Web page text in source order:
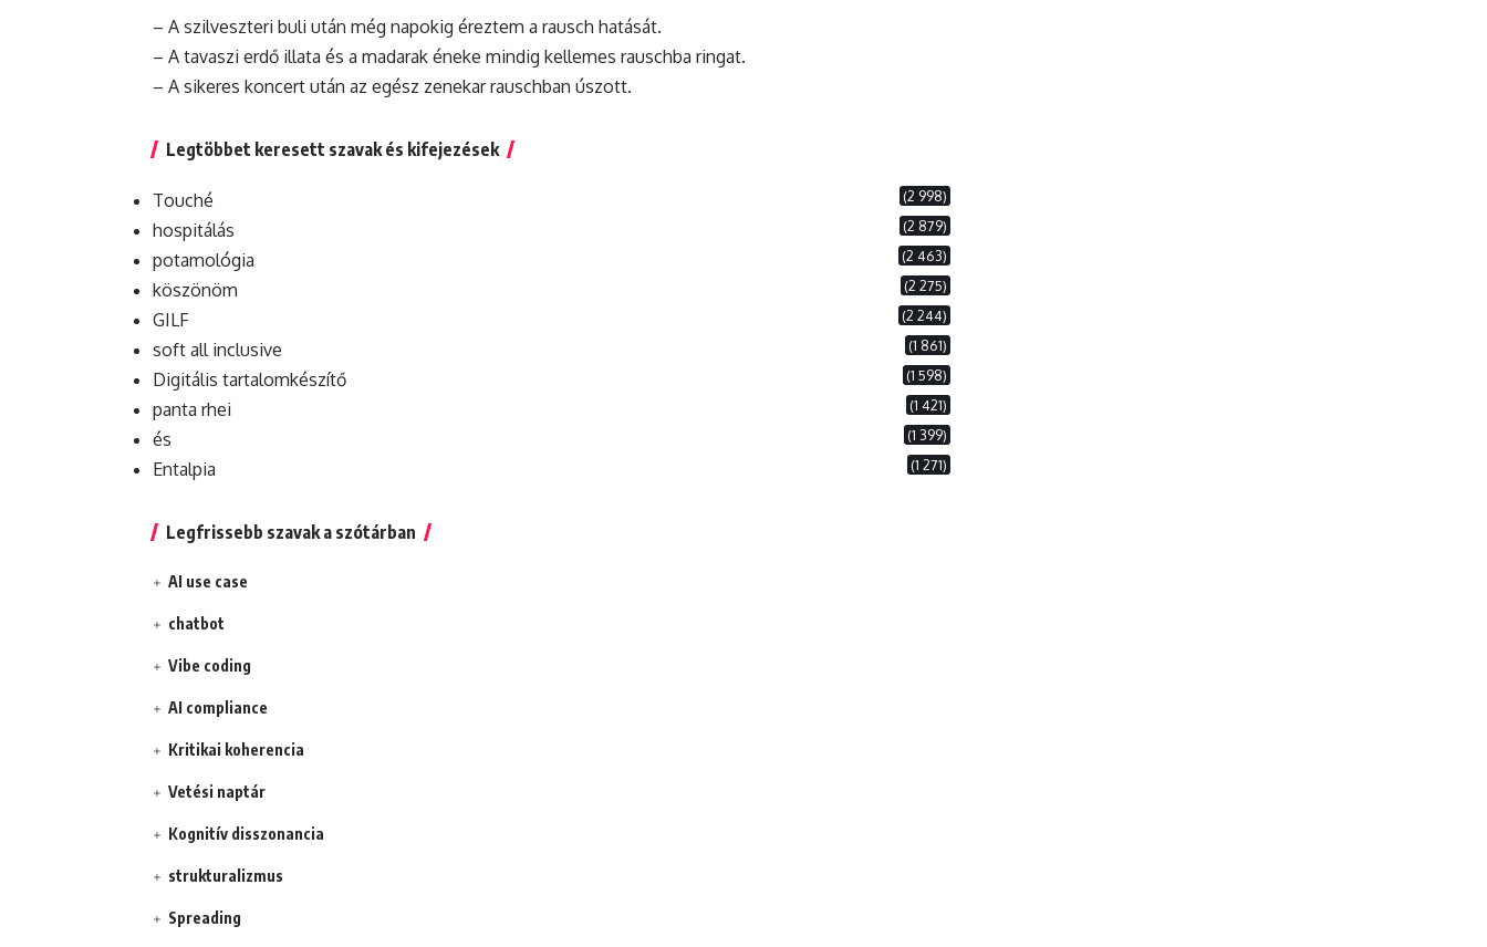
– A szilveszteri buli után még napokig éreztem a rausch hatását.
– A tavaszi erdő illata és a madarak éneke mindig kellemes rauschba ringat.
– A sikeres koncert után az egész zenekar rauschban úszott.
Legtöbbet keresett szavak és kifejezések
Touché (2 998)
hospitálás (2 879)
potamológia (2 463)
köszönöm (2 275)
GILF (2 244)
soft all inclusive (1 861)
Digitális tartalomkészítő (1 598)
panta rhei (1 421)
és (1 399)
Entalpia (1 271)
Legfrissebb szavak a szótárban
AI use case
chatbot
Vibe coding
AI compliance
Kritikai koherencia
Vetési naptár
Kognitív disszonancia
strukturalizmus
Spreading